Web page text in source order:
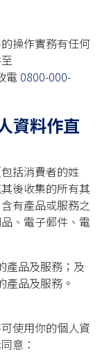
操作實務有任何
電 0800-000-
資料作直
括消費者的姓
後收集的所有其
有產品或服務之
、電子郵件、電
產品及服務；及
產品及服務。
使用你的個人資
意：